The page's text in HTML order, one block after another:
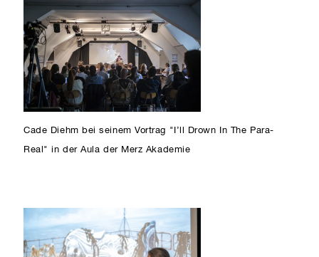
Cade Diehm bei seinem Vortrag "I’ll Drown In The Para-
Real" in der Aula der Merz Akademie